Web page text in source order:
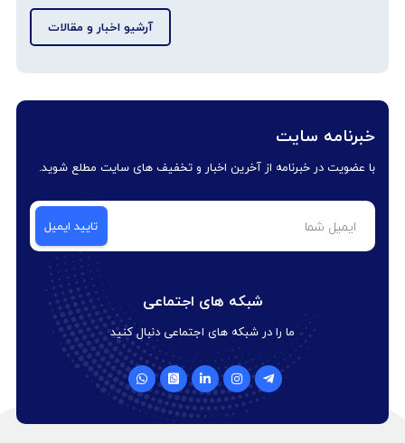
آرشیو اخبار و مقالات
خبرنامه سایت
با عضویت در خبرنامه از آخرین اخبار و تخفیف های سایت مطلع شوید.
شبکه های اجتماعی
ما را در شبکه های اجتماعی دنبال کنید